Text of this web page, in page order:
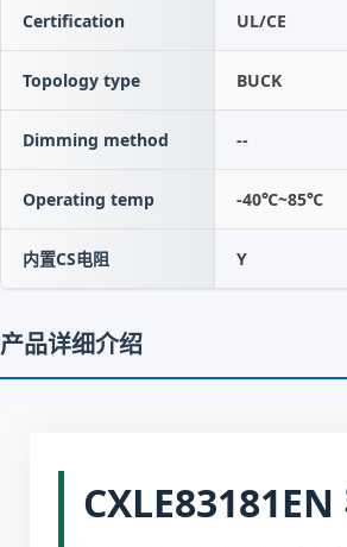
Certification UL/CE
Topology type BUCK
Dimming method --
Operating temp -40℃~85℃
内置CS电阻 Y
产品详细介绍